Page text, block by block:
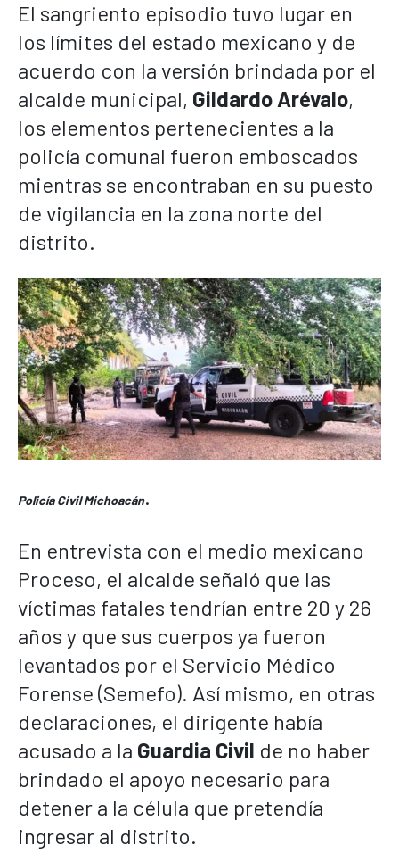
El sangriento episodio tuvo lugar en
los límites del estado mexicano y de
acuerdo con la versión brindada por el
alcalde municipal, Gildardo Arévalo,
los elementos pertenecientes a la
policía comunal fueron emboscados
mientras se encontraban en su puesto
de vigilancia en la zona norte del
distrito.
Policía Civil Michoacán.
En entrevista con el medio mexicano
Proceso, el alcalde señaló que las
víctimas fatales tendrían entre 20 y 26
años y que sus cuerpos ya fueron
levantados por el Servicio Médico
Forense (Semefo). Así mismo, en otras
declaraciones, el dirigente había
acusado a la Guardia Civil de no haber
brindado el apoyo necesario para
detener a la célula que pretendía
ingresar al distrito.